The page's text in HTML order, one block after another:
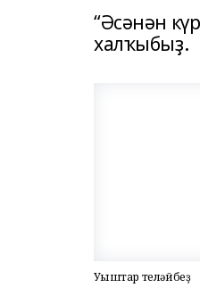
“Әсәнән
халҡыбыҙ.
Уңыштар теләйбеҙ